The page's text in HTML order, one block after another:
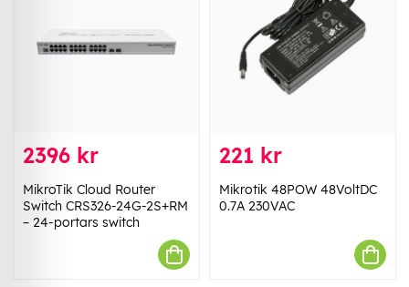
2396 kr
MikroTik Cloud Router
Switch CRS326-24G-2S+RM
– 24-portars switch
221 kr
Mikrotik 48POW 48VoltDC
0.7A 230VAC